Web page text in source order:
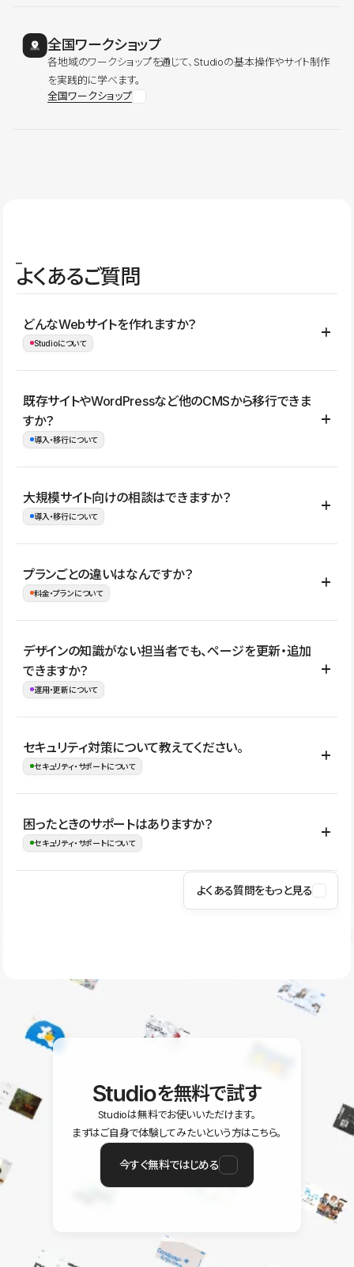
全国ワークショップ
各地域のワークショップを通じて、Studioの基本操作やサイト制作
を実践的に学べます。
全国ワークショップ
よくあるご質問
どんなWebサイトを作れますか？
Studioについて
コーポレートサイト、サービスサイト、LP、採用サイト、ブロ
グ・メディア、イベントサイト、店舗・商品紹介サイト、ポートフ
ォリオなど幅広く制作できます。
既存サイトやWordPressなど他のCMSから移行できま
すか？
導入・移行について
はい。既存サイトの構成やコンテンツ、URLを整理したうえで、
Studio上に再構築する形で移行できます。 WordPressの場合は、
イト全体のデザインや設定がそのまま移行されるわけではないた
め、移行後にページ構成やデザイン、CMS設計、URL・リダイレク
大規模サイト向けの相談はできますか？
導入・移行について
はい。アクセス規模が大きいサイトや、複数部門での運用、権限管
理、セキュリティ確認、既存システムとの連携など、個別の要件が
ない段階でも、お問い合わせください。
お問合せはこちら
プランごとの違いはなんですか？
料金・プランについて
公開ページ数、バージョン履歴の期間、CMS利用数の上限、権限
管理の有無などがプランごとに異なります。詳しくは料金プランペ
ージをご覧ください。
デザインの知識がない担当者でも、ページを更新・追加
できますか？
運用・更新について
はい。CMSやコンポーネントを活用して更新範囲を設計しておく
ことで、デザインを崩しにくい状態で運用できます。 さらにコン
ながらレイアウトに影響を与えずに更新作業を進めやすくなりま
す。
セキュリティ対策について教えてください。
セキュリティ・サポートについて
Studioでは、公開サイトやサービスを安全に利用できるよう、通信
の暗号化、データ保護、アクセス管理、脆弱性対策など、複数の観
はSSL/TLSによる通信暗号化に対応しており、悪質なスクリプトの
困ったときのサポートはありますか？
セキュリティ・サポートについて
操作方法や機能については、ヘルプセンターでご確認いただけま
ユーザー同士で質問・相談できるコミュニティもご利用ください。
よくある質問をもっと見る
を無料で試す
Studioは無料でお使いいただけます。
まずはご自身で体験してみたいという方はこちら。
今すぐ無料ではじめる